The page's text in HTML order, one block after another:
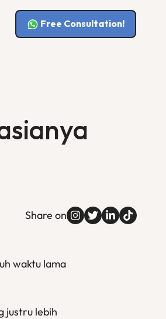
Free Consultation!
Share on
waktu lama
justru lebih